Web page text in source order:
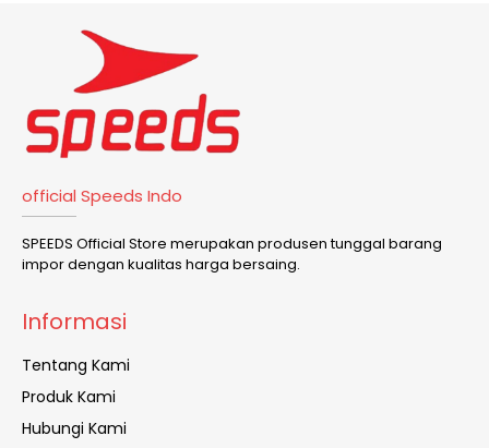
official Speeds Indo
SPEEDS Official Store merupakan produsen tunggal barang
impor dengan kualitas harga bersaing.
Informasi
Tentang Kami
Produk Kami
Hubungi Kami